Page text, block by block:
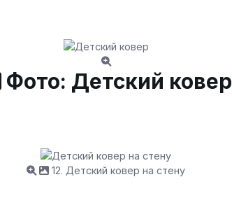
Фото: Детский ковер
12. Детский ковер на стену